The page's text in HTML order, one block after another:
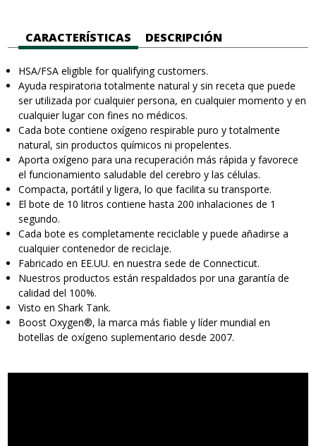
CARACTERÍSTICAS DESCRIPCIÓN
HSA/FSA eligible for qualifying customers.
Ayuda respiratoria totalmente natural y sin receta que puede
ser utilizada por cualquier persona, en cualquier momento y en
cualquier lugar con fines no médicos.
Cada bote contiene oxígeno respirable puro y totalmente
natural, sin productos químicos ni propelentes.
Aporta oxígeno para una recuperación más rápida y favorece
el funcionamiento saludable del cerebro y las células.
Compacta, portátil y ligera, lo que facilita su transporte.
El bote de 10 litros contiene hasta 200 inhalaciones de 1
segundo.
Cada bote es completamente reciclable y puede añadirse a
cualquier contenedor de reciclaje.
Fabricado en EE.UU. en nuestra sede de Connecticut.
Nuestros productos están respaldados por una garantía de
calidad del 100%.
Visto en Shark Tank.
Boost Oxygen®, la marca más fiable y líder mundial en
botellas de oxígeno suplementario desde 2007.